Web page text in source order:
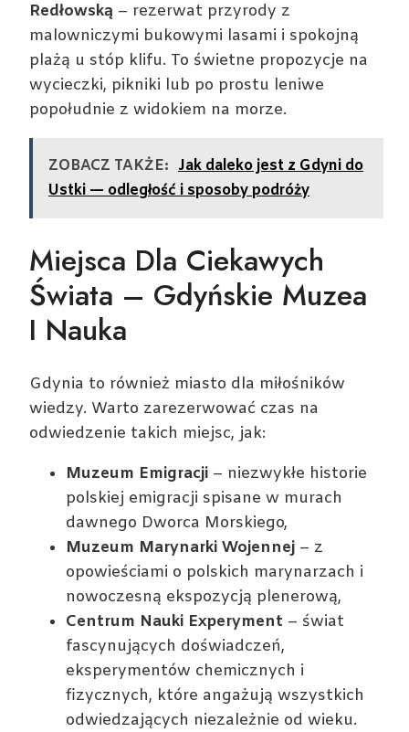
Redłowską – rezerwat przyrody z
malowniczymi bukowymi lasami i spokojną
plażą u stóp klifu. To świetne propozycje na
wycieczki, pikniki lub po prostu leniwe
popołudnie z widokiem na morze.
ZOBACZ TAKŻE: Jak daleko jest z Gdyni do
Ustki — odległość i sposoby podróży
Miejsca Dla Ciekawych
Świata – Gdyńskie Muzea
I Nauka
Gdynia to również miasto dla miłośników
wiedzy. Warto zarezerwować czas na
odwiedzenie takich miejsc, jak:
Muzeum Emigracji – niezwykłe historie
polskiej emigracji spisane w murach
dawnego Dworca Morskiego,
Muzeum Marynarki Wojennej – z
opowieściami o polskich marynarzach i
nowoczesną ekspozycją plenerową,
Centrum Nauki Experyment – świat
fascynujących doświadczeń,
eksperymentów chemicznych i
fizycznych, które angażują wszystkich
odwiedzających niezależnie od wieku.